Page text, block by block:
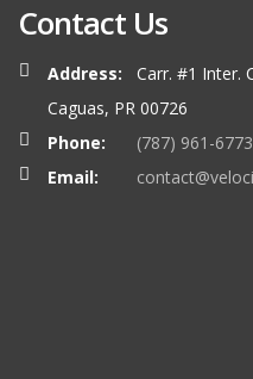
Contact Us
Address:
Carr. #1 Inter.
Caguas, PR 00726
Phone:
(787) 961-6773
Email: